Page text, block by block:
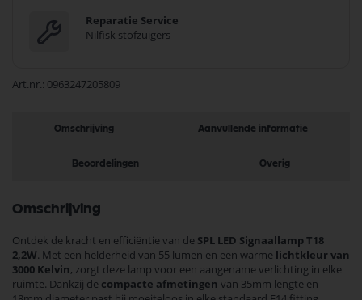
Reparatie Service
Nilfisk stofzuigers
Art.nr. 0963247205809
Omschrijving Aanvullende informatie
Beoordelingen Overig
Omschrijving
Ontdek de kracht en efficiëntie van de SPL LED Signaallamp T18
2,2W. Met een helderheid van 55 lumen en een warme lichtkleur van
3000 Kelvin, zorgt deze lamp voor een aangename verlichting in elke
ruimte. Dankzij de compacte afmetingen van 35mm lengte en